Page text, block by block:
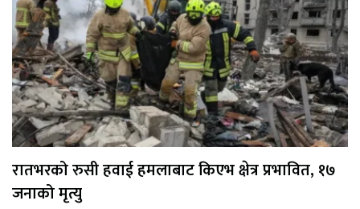
रातभरको रुसी हवाई हमलाबाट किएभ क्षेत्र प्रभावित, १७
जनाको मृत्यु